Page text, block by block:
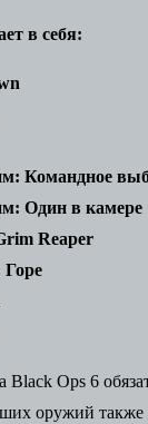
в себя:
Командное
Один в камере
Reaper
Ops 6
оружий